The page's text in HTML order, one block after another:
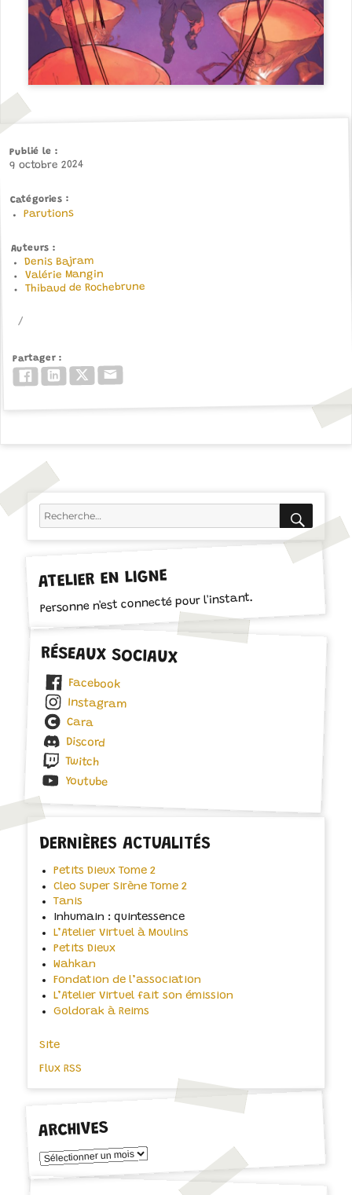
Publié le
9 octobre 2024
Catégories
Parutions
Auteurs
Denis Bajram
Valérie Mangin
Thibaud de Rochebrune
Partager
FacebookLinkedInTwitter/X
Recherche
pour :
ATELIER EN LIGNE
Personne n'est connecté pour l'instant.
RÉSEAUX SOCIAUX
Facebook
Instagram
Cara
Discord
Twitch
Youtube
DERNIÈRES ACTUALITÉS
Petits Dieux Tome 2
Cleo Super Sirène Tome 2
Tanis
Inhumain : quintessence
L’Atelier Virtuel à Moulins
Petits Dieux
Wahkan
Fondation de l’association
L’Atelier Virtuel fait son émission
Goldorak à Reims
Site
Flux RSS
ARCHIVES
Archives